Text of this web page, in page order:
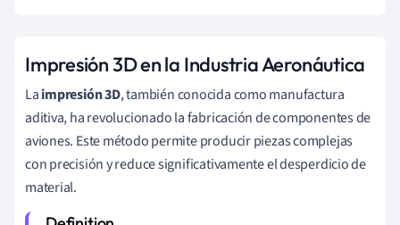
Impresión 3D en la Industria Aeronáutica
Laimpresión 3D, también conocida como manufactura
aditiva, ha revolucionado la fabricación de componentes de
aviones. Este método permite producir piezas complejas
con precisión y reduce significativamente el desperdicio de
material.